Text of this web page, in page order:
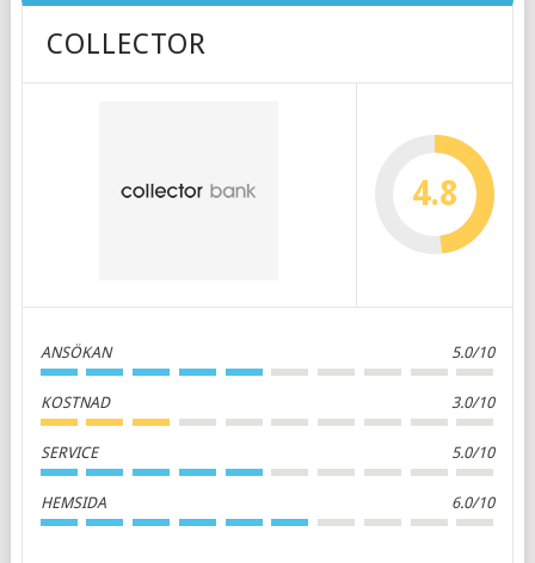
COLLECTOR
4.8
ANSÖKAN 5.0/10
KOSTNAD 3.0/10
SERVICE 5.0/10
HEMSIDA 6.0/10